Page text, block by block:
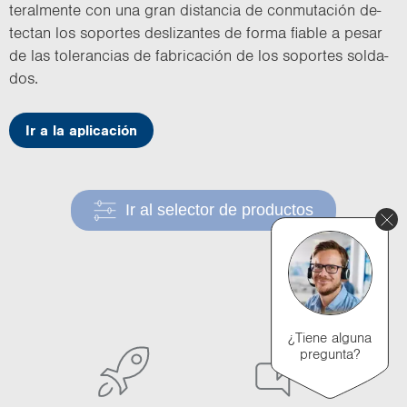
te­ral­men­te con una gran dis­tan­cia de con­mu­ta­ción de­
tec­tan los so­por­tes des­li­zan­tes de forma fia­ble a pesar
de las to­le­ran­cias de fa­bri­ca­ción de los so­por­tes sol­da­
dos.
Ir a la aplicación
Ir al selector de productos
¿Tiene alguna
pregunta?